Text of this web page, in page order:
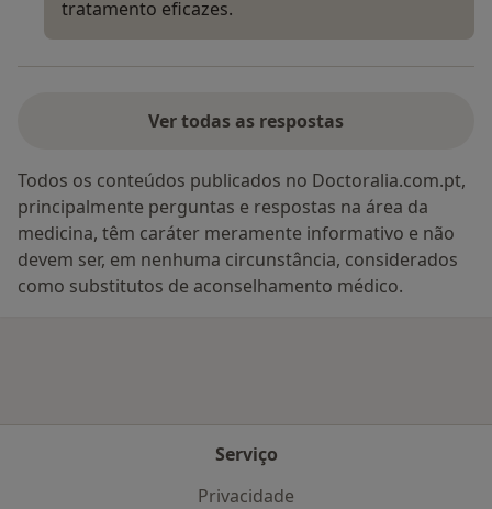
tratamento eficazes.
Ver todas as respostas
Todos os conteúdos publicados no Doctoralia.com.pt,
principalmente perguntas e respostas na área da
medicina, têm caráter meramente informativo e não
devem ser, em nenhuma circunstância, considerados
como substitutos de aconselhamento médico.
Serviço
Privacidade